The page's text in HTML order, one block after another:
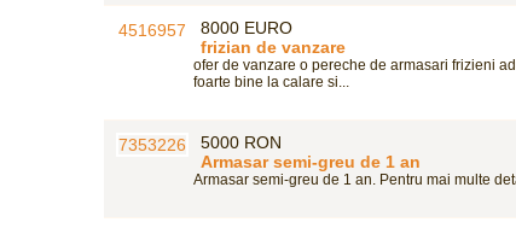
8000 EURO
frizian de vanzare
ofer de vanzare o pereche de armasari frizieni
foarte bine la calare si...
5000 RON
Armasar semi-greu de 1 an
Armasar semi-greu de 1 an. Pentru mai multe